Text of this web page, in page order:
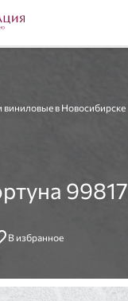
в Новосибирске
99817
В избранное